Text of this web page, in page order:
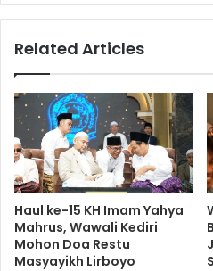
Related Articles
Haul ke-15 KH Imam Yahya
Mahrus, Wawali Kediri
Mohon Doa Restu
Masyayikh Lirboyo